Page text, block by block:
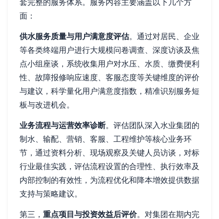
套完整的服务体系。服务内容主要涵盖以下几个方
面：
供水服务质量与用户满意度评估。通过对居民、企业
等各类终端用户进行大规模问卷调查、深度访谈及焦
点小组座谈，系统收集用户对水压、水质、缴费便利
性、故障报修响应速度、客服态度等关键维度的评价
与建议，科学量化用户满意度指数，精准识别服务短
板与改进机会。
业务流程与运营效率诊断。评估团队深入水业集团的
制水、输配、营销、客服、工程维护等核心业务环
节，通过资料分析、现场观察及关键人员访谈，对标
行业最佳实践，评估流程设置的合理性、执行效率及
内部控制的有效性，为流程优化和降本增效提供数据
支持与策略建议。
第三， 重点项目与投资效益后评价。对集团在期内完